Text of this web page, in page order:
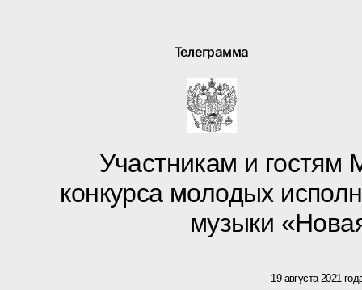
Телеграмма
Участникам и гостям
конкурса молодых
музыки
19 августа 2021